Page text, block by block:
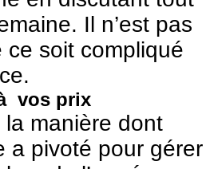
Il n’est pas
ce soit compliqué
vos prix
manière dont
a pivoté pour gérer